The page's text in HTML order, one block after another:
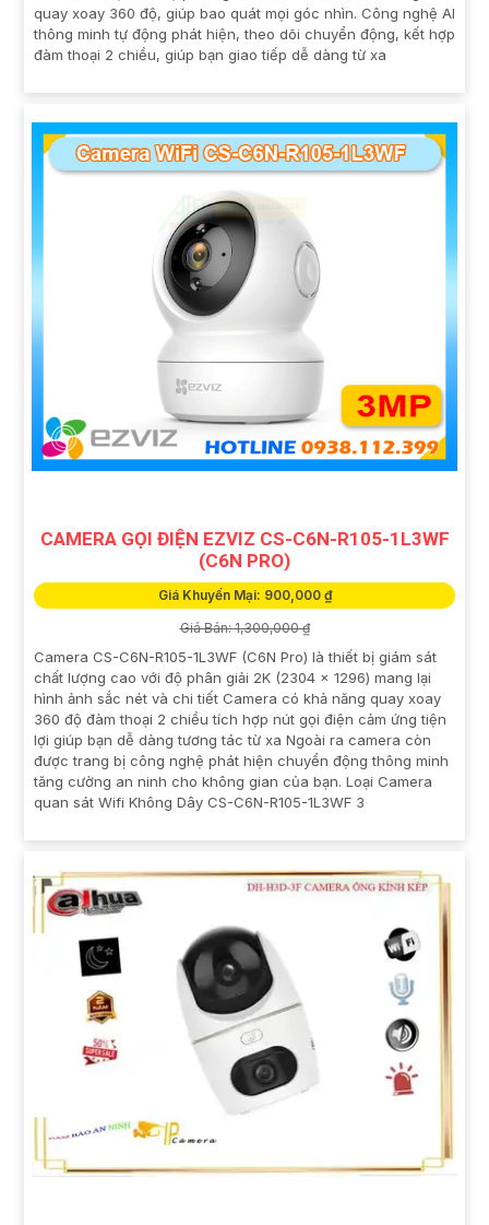
quay xoay 360 độ, giúp bao quát mọi góc nhìn. Công nghệ AI
thông minh tự động phát hiện, theo dõi chuyển động, kết hợp
đàm thoại 2 chiều, giúp bạn giao tiếp dễ dàng từ xa
CAMERA GỌI ĐIỆN EZVIZ CS-C6N-R105-1L3WF
(C6N PRO)
Giá Khuyến Mại: 900,000 ₫
Giá Bán: 1,300,000 ₫
Camera CS-C6N-R105-1L3WF (C6N Pro) là thiết bị giám sát
chất lượng cao với độ phân giải 2K (2304 × 1296) mang lại
hình ảnh sắc nét và chi tiết Camera có khả năng quay xoay
360 độ đàm thoại 2 chiều tích hợp nút gọi điện cảm ứng tiện
lợi giúp bạn dễ dàng tương tác từ xa Ngoài ra camera còn
được trang bị công nghệ phát hiện chuyển động thông minh
tăng cường an ninh cho không gian của bạn. Loại Camera
quan sát Wifi Không Dây CS-C6N-R105-1L3WF 3